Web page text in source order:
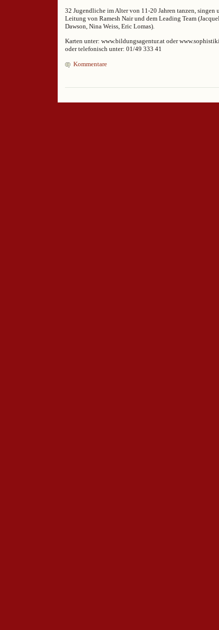
32 Jugendliche im Alter von 11-20 Jahren tanzen, singen
Leitung von Ramesh Nair und dem Leading Team
Dawson, Nina Weiss, Eric Lomas).
Karten unter: www.bildungsagentur.at oder
oder telefonisch unter: 01/49 333 41
Kommentare